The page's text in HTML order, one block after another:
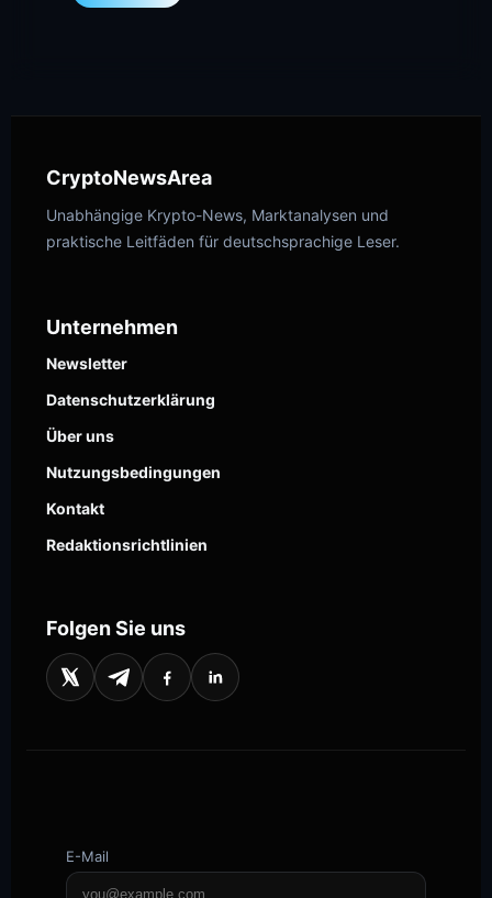
CryptoNewsArea
Unabhängige Krypto-News, Marktanalysen und
praktische Leitfäden für deutschsprachige Leser.
Unternehmen
Newsletter
Datenschutzerklärung
Über uns
Nutzungsbedingungen
Kontakt
Redaktionsrichtlinien
Folgen Sie uns
E-Mail